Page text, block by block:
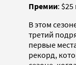
Премии:
В этом
третий
первые
рекорд,